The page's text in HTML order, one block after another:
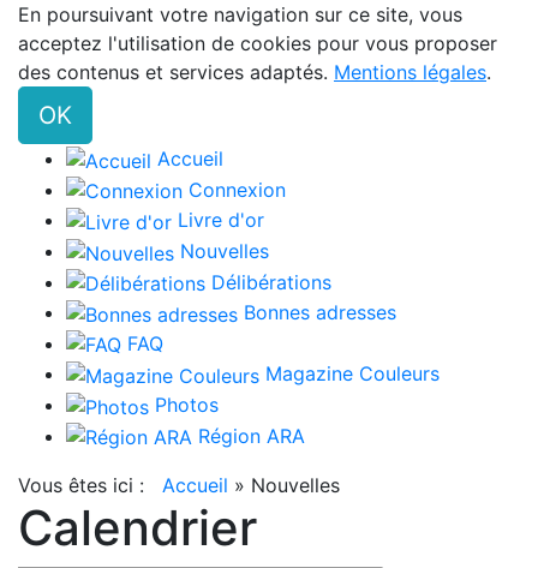
En poursuivant votre navigation sur ce site, vous
acceptez l'utilisation de cookies pour vous proposer
des contenus et services adaptés. Mentions légales.
OK
Accueil
Connexion
Livre d'or
Nouvelles
Délibérations
Bonnes adresses
FAQ
Magazine Couleurs
Photos
Région ARA
Vous êtes ici : Accueil » Nouvelles
Calendrier